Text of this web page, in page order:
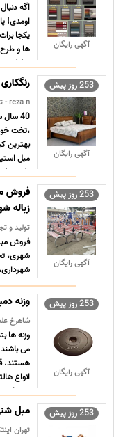
آگهی رایگان
اگه
اومدی!
ها و
... ...
253 روز پیش
آگهی رایگان
reza n - تهران - آماده به کار
40
،تخت
بهترین
نفره و
253 روز پیش
آگهی رایگان
فروش
زباله
تولید و
فروش
شهری،
پروژه
مناسب و
253 روز پیش
آگهی رایگان
وزنه
شاهرخ
وزنه ها
می
هستند.
بدنسازی
253 روز پیش مبل
تهران